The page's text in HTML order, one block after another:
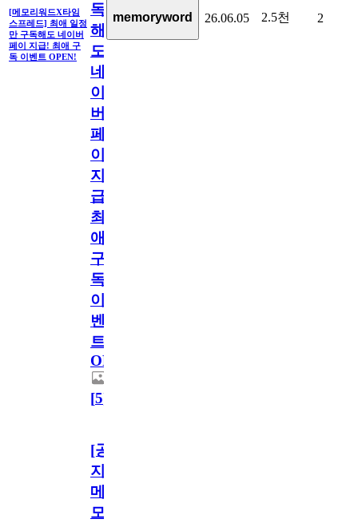
[메모리워드X타임
스프레드] 최애 일정
만 구독해도 네이버
페이 지급! 최애 구
독 이벤트 OPEN!
독
해
도
네
이
버
페
이
지
급!
최
애
구
독
이
벤
트
OPEN!
[5]
memoryword 26.06.05 2.5천 2
[공
지]
메
모